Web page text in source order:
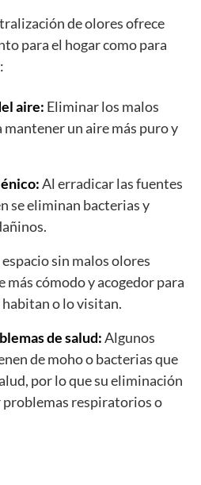
de olores ofrece
para el hogar como para
aire: Eliminar los malos
un aire más puro y
Al erradicar las fuentes
se eliminan bacterias y
espacio sin malos olores
más cómodo y acogedor para
habitan o lo visitan.
de salud:Algunos
de moho o bacterias que
por lo que su eliminación
problemas respiratorios o